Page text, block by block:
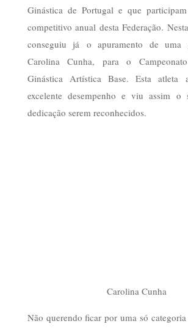
Ginástica de Portugal e que
competitivo anual desta Federação.
conseguiu já o apuramento de uma
Carolina Cunha, para o
Ginástica Artística Base. Esta atleta
excelente desempenho e viu assim o
dedicação serem reconhecidos.
Carolina Cunha
Não querendo ficar por uma só